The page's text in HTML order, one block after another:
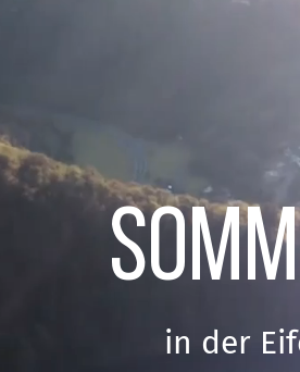
in der